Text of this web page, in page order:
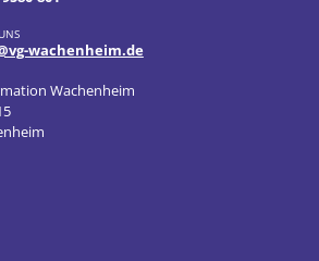
wachenheim.de
Wachenheim